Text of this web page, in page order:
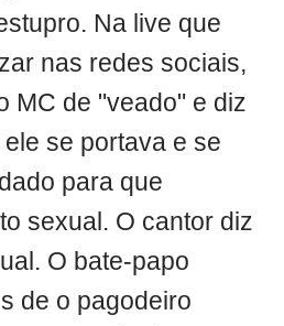
Na live que
nas redes sociais,
MC de "veado" e diz
se portava e se
para que
sexual. O cantor diz
O bate-papo
de o pagodeiro